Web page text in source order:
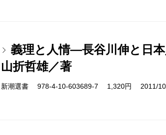
義理と人情―長谷川伸と日
山折哲雄／著
新潮選書 978-4-10-603689-7 1,320円 2011/